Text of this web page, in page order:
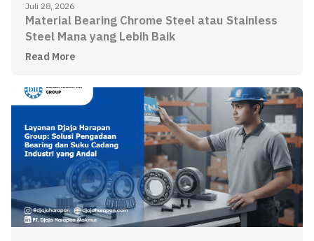
Material Bearing Chrome Steel atau Stainless
Steel Mana yang Lebih Baik
Juli 28, 2026
Read More